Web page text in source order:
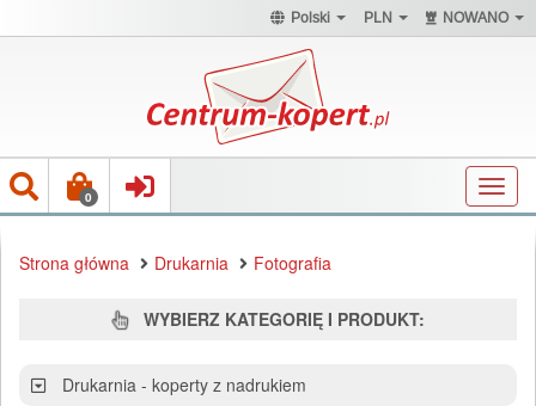
Polski PLN NOWANO
0
Strona główna Drukarnia Fotografia
WYBIERZ KATEGORIĘ I PRODUKT:
Drukarnia - koperty z nadrukiem